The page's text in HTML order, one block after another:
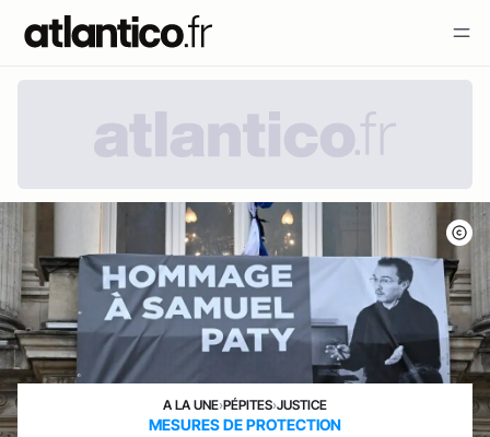
A LA UNE›PÉPITES›JUSTICE
MESURES DE PROTECTION